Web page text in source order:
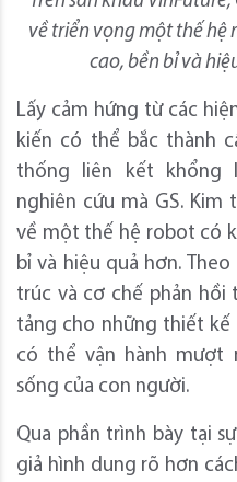
về triển vọng một thế hệ
cao, bền bỉ và
Lấy cảm hứng từ các
kiến có thể bắc thành
thống liên kết khổng
nghiên cứu mà GS.
về một thế hệ robot có
bỉ và hiệu quả hơn.
trúc và cơ chế phản hồi
tảng cho những thiết
có thể vận hành mượt
sống của con người.
Qua phần trình bày tại
giả hình dung rõ hơn